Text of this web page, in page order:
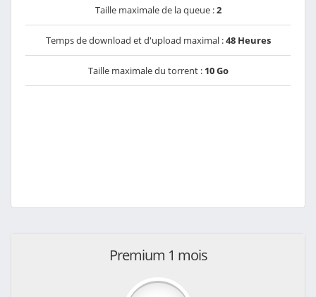
Taille maximale de la queue :2
Temps de download et d'upload maximal :48 Heures
Taille maximale du torrent : 10 Go
Premium 1 mois